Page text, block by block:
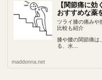
【関節痛に
おすすめな薬
ツライ膝の痛みや
比較も紹介
膝や腰の関節痛は
る、水…
maddonna.net